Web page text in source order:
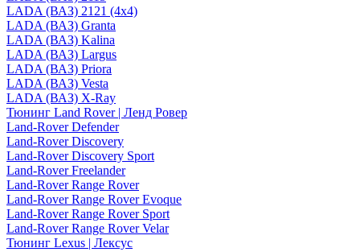
LADA (ВАЗ) 2121 (4x4)
LADA (ВАЗ) Granta
LADA (ВАЗ) Kalina
LADA (ВАЗ) Largus
LADA (ВАЗ) Priora
LADA (ВАЗ) Vesta
LADA (ВАЗ) X-Ray
Тюнинг Land Rover | Ленд Ровер
Land-Rover Defender
Land-Rover Discovery
Land-Rover Discovery Sport
Land-Rover Freelander
Land-Rover Range Rover
Land-Rover Range Rover Evoque
Land-Rover Range Rover Sport
Land-Rover Range Rover Velar
Тюнинг Lexus | Лексус